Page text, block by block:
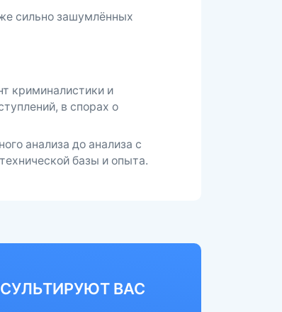
сильно зашумлённых
криминалистики и
в спорах о
анализа до анализа с
базы и опыта.
ВАС